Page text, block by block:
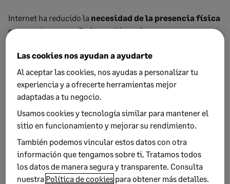
Internet ha reducido la necesidad de la presencia física
para muchas cosas. En formación, en las compras o en
de operar con nuestro banco o comprar entradas para
nuestros espectáculos favoritos son otras situaciones
similares.
Pero cada vez somos más capaces de controlar muchas
cosas deforma remota:
El sueño de un hogar inteligente
y conectado cada
vez está más cerca. Gracias a
Internet
, podemos desde
nuestro teléfono móvil pedirle a nuestro robot
aspiradora que limpie toda la casa o solo
Las cookies nos ayudan a ayudarte
Al aceptar las cookies, nos ayudas a personalizar tu
experiencia y a ofrecerte herramientas mejor
adaptadas a tu negocio.
Usamos cookies y tecnología similar para mantener el
sitio en funcionamiento y mejorar su rendimiento.
También podemos vincular estos datos con otra
información que tengamos sobre ti. Tratamos todos
los datos de manera segura y transparente. Consulta
nuestra Política de cookies para obtener más detalles.